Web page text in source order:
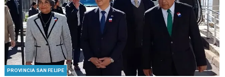
PROVINCIA SAN FELIPE